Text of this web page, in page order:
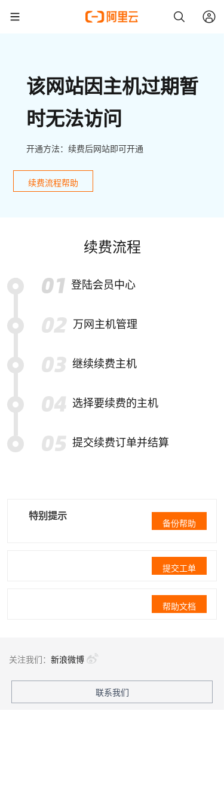
该网站因主机过期暂
时无法访问
开通方法：续费后网站即可开通
续费流程帮助
续费流程
登陆会员中心
万网主机管理
继续续费主机
选择要续费的主机
提交续费订单并结算
特别提示
备份帮助
提交工单
帮助文档